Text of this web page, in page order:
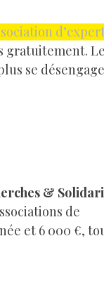
gratuitement. Le
se
&
de
et 6 000 €,